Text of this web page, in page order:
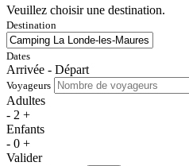
Veuillez choisir une destination.
Destination
Dates
Arrivée - Départ
Voyageurs
Adultes
- 2 +
Enfants
- 0 +
Valider